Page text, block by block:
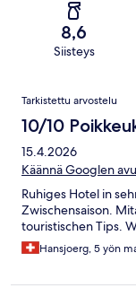
8,6
Siisteys
Arvostelut
Tarkistettu arvostelu
10/10
15.4.2026
Käännä Googlen
Ruhiges Hotel in
Zwischensaison.
touristischen Tips.
Hansjoerg, 5 yön